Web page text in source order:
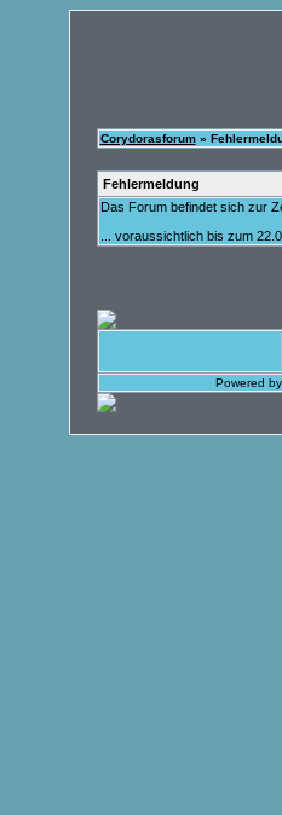
Corydorasforum»
Fehlermeldung
Das Forum befindet sich zur
... voraussichtlich bis zum
Powered by